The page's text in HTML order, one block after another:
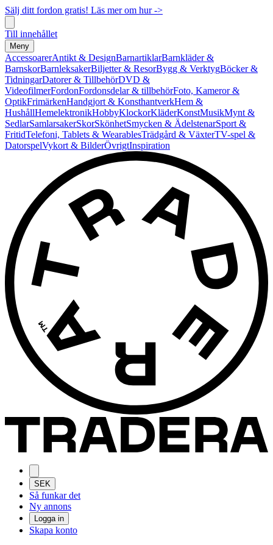
Sälj ditt fordon gratis! Läs mer om hur ->
Till innehållet
Meny
AccessoarerAntikt & DesignBarnartiklarBarnkläder &
BarnskorBarnleksakerBiljetter & ResorBygg & VerktygBöcker &
TidningarDatorer & TillbehörDVD &
VideofilmerFordonFordonsdelar & tillbehörFoto, Kameror &
OptikFrimärkenHandgjort & KonsthantverkHem &
HushållHemelektronikHobbyKlockorKläderKonstMusikMynt &
SedlarSamlarsakerSkorSkönhetSmycken & ÄdelstenarSport &
FritidTelefoni, Tablets & WearablesTrädgård & VäxterTV-spel &
DatorspelVykort & BilderÖvrigtInspiration
SEK
Så funkar det
Ny annons
Logga in
Skapa konto